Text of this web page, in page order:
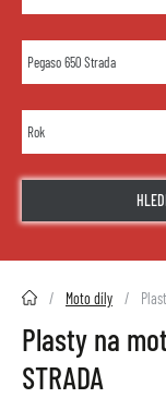
2HMOTO.cz Moto díly
Plasty na
STRADA